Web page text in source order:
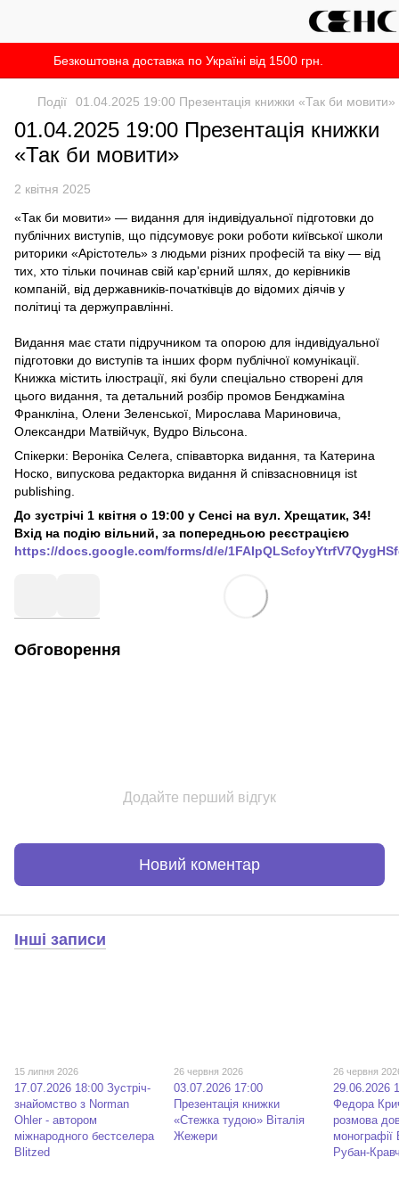
Безкоштовна доставка по Україні від 1500 грн.
Події 01.04.2025 19:00 Презентація книжки «Так би мовити»
01.04.2025 19:00 Презентація книжки
«Так би мовити»
2 квітня 2025
«Так би мовити» — видання для індивідуальної підготовки до
публічних виступів, що підсумовує роки роботи київської школи
риторики «Арістотель» з людьми різних професій та віку — від
тих, хто тільки починав свій карʼєрний шлях, до керівників
компаній, від державників-початківців до відомих діячів у
політиці та держуправлінні.
Видання має стати підручником та опорою для індивідуальної
підготовки до виступів та інших форм публічної комунікації.
Книжка містить ілюстрації, які були спеціально створені для
цього видання, та детальний розбір промов Бенджаміна
Франкліна, Олени Зеленської, Мирослава Мариновича,
Олександри Матвійчук, Вудро Вільсона.
Спікерки: Вероніка Селега, співавторка видання, та Катерина
Носко, випускова редакторка видання й співзасновниця ist
publishing.
До зустрічі 1 квітня о 19:00 у Сенсі на вул. Хрещатик, 34!
Вхід на подію вільний, за попередньою реєстрацією
https://docs.google.com/forms/d/e/
Обговорення
Додайте перший відгук
Новий коментар
Інші записи
15 липня 2026
17.07.2026 18:00 Зустріч-
знайомство з Norman
Ohler - автором
міжнародного бестселера
Blitzed
26 червня 2026
03.07.2026 17:00
Презентація книжки
«Стежка тудою» Віталія
Жежери
26 червня
29.06.2026
Федора
розмова
Рубан-